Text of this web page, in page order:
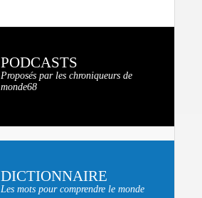
PODCASTS
Proposés par les chroniqueurs de
monde68
DICTIONNAIRE
Les mots pour comprendre le monde